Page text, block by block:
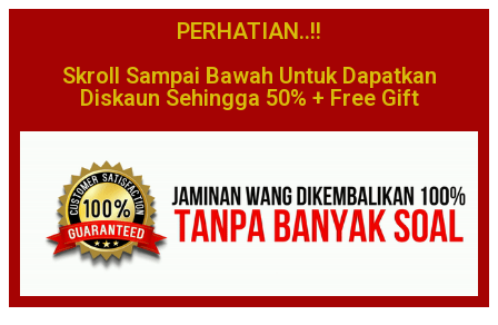
PERHATIAN..!!
Skroll Sampai Bawah Untuk Dapatkan
Diskaun Sehingga 50% + Free Gift